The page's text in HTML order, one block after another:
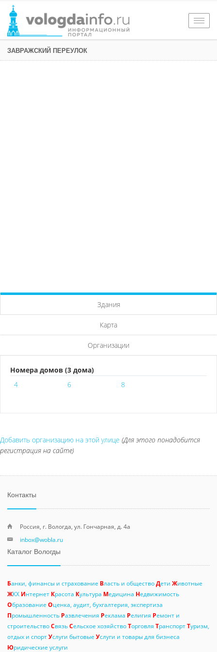
ЗАВРАЖСКИЙ ПЕРЕУЛОК
Здания
Карта
Организации
Номера домов (3 дома)
4
6 8
Добавить организацию на этой улице (Для этого понадобится
регистрация на сайте)
Контакты
Россия, г. Вологда, ул. Гончарная, д. 4а
inbox@wobla.ru
Каталог Вологды
Банки, финансы и страхование Власть и обществоДети Животные
ЖКХ Интернет Красота Культура Медицина Недвижимость
Образование Оценка, аудит, бухгалтерия, экспертиза
Промышленность Развлечения Реклама Религия Ремонт и
строительствоСвязьСельское хозяйствоТорговля ТранспортТуризм,
отдых и спортУслуги бытовые Услуги и товары для бизнеса
Юридические услуги